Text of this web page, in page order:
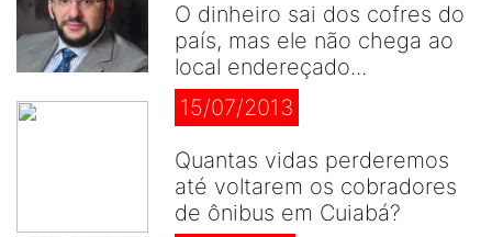
O dinheiro sai dos cofres do
país, mas ele não chega ao
local endereçado...
15/07/2013
Quantas vidas perderemos
até voltarem os cobradores
de ônibus em Cuiabá?